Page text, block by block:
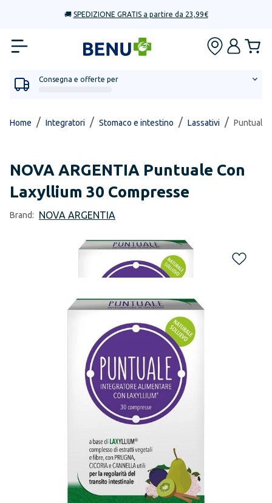
🚚 SPEDIZIONE GRATIS a partire da 23,99€
Consegna e offerte per
Home / Integratori / Stomaco e intestino / Lassativi / Puntuale
NOVA ARGENTIA Puntuale Con
Laxyllium 30 Compresse
Brand: NOVA ARGENTIA